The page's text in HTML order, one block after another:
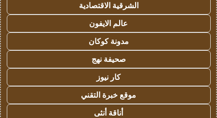
الشرقية الاقتصادية
عالم الايفون
مدونة كوكان
صحيفة نهج
كار نيوز
موقع خبرة التقني
أناقة أنثى